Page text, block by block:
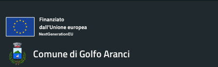
Comune di Golfo Aranci